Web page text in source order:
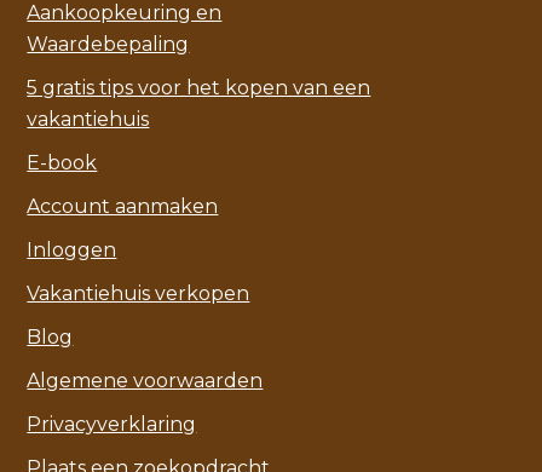
Aankoopkeuring en
Waardebepaling
5 gratis tips voor het kopen van een
vakantiehuis
E-book
Account aanmaken
Inloggen
Vakantiehuis verkopen
Blog
Algemene voorwaarden
Privacyverklaring